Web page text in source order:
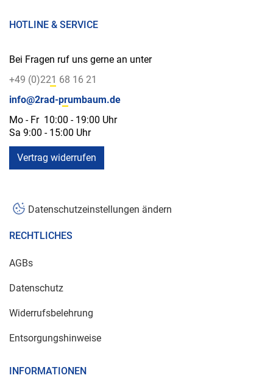
HOTLINE & SERVICE
Bei Fragen ruf uns gerne an unter
+49 (0)221 68 16 21
info@2rad-prumbaum.de
Mo - Fr 10:00 - 19:00 Uhr
Sa 9:00 - 15:00 Uhr
Vertrag widerrufen
Datenschutzeinstellungen ändern
RECHTLICHES
AGBs
Datenschutz
Widerrufsbelehrung
Entsorgungshinweise
INFORMATIONEN